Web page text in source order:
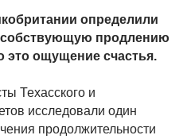
определили
продлению
это ощущение счастья.
Техасского и
исследовали один
продолжительности